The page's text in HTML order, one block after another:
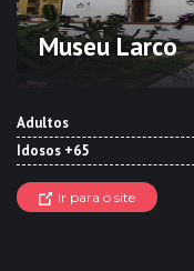
Museu Larco
Adultos
Idosos +65
Ir para o site